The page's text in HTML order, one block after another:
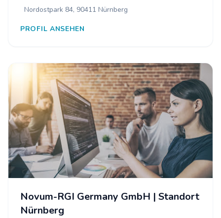
Nordostpark 84, 90411 Nürnberg
PROFIL ANSEHEN
Novum-RGI Germany GmbH | Standort
Nürnberg